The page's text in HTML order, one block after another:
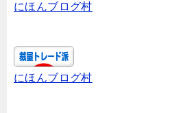
にほんブログ村
にほんブログ村